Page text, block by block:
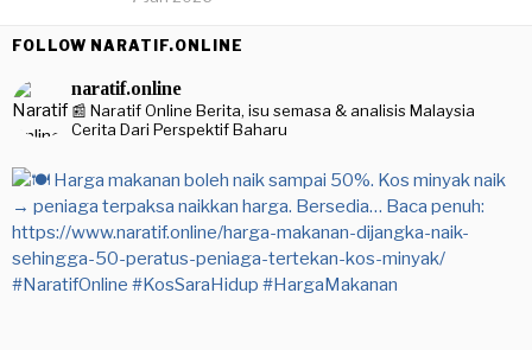
FOLLOW NARATIF.ONLINE
naratif.online
📰 Naratif Online Berita, isu semasa & analisis Malaysia
Cerita Dari Perspektif Baharu